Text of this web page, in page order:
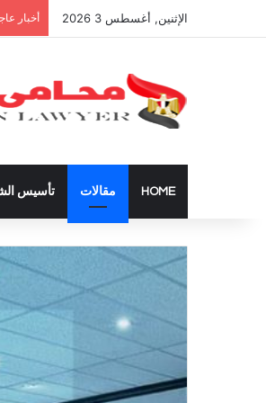
الإثنين, أغسطس 3 2026 أخبار
HOME مقالات تأسيس